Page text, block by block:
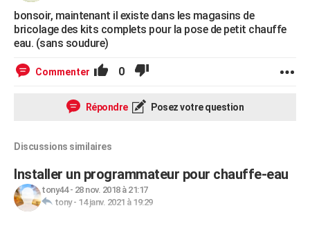
bonsoir, maintenant il existe dans les magasins de
bricolage des kits complets pour la pose de petit chauffe
eau. (sans soudure)
Commenter 0
Répondre Posez votre question
Discussions similaires
Installer un programmateur pour chauffe-eau
tony44- 28 nov. 2018 à 21:17
tony- 14 janv. 2021 à 19:29